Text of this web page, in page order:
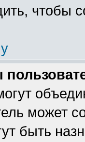
чтобы
может
быть